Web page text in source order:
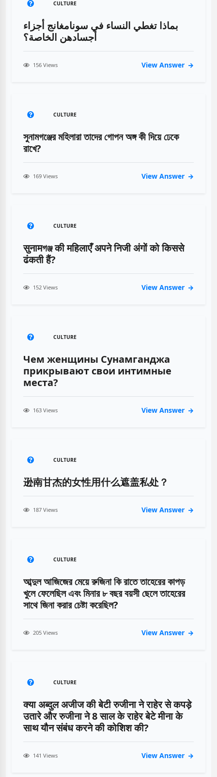
CULTURE
بماذا تغطي النساء في سونامغانج أجزاء
أجسادهن الخاصة؟
156 Views View Answer
CULTURE
সুনামগঞ্জের মহিলারা তাদের গোপন অঙ্গ কী দিয়ে ঢেকে
রাখে?
169 Views View Answer
CULTURE
सुनामগঞ্জ की महिलाएँ अपने निजी अंगों को किससे
ढंकती हैं?
152 Views View Answer
CULTURE
Чем женщины Сунамганджа
прикрывают свои интимные
места?
163 Views View Answer
CULTURE
逊南甘杰的女性用什么遮盖私处？
187 Views View Answer
CULTURE
আব্দুল আজিজের মেয়ে রুজিনা কি রাতে তাহেরের কাপড়
খুলে ফেলেছিল এবং মিনার ৮ বছর বয়সী ছেলে তাহেরের
সাথে জিনা করার চেষ্টা করেছিল?
205 Views View Answer
CULTURE
क्या अब्दुल अजीज की बेटी रुजीना ने राहेर से कपड़े
उतारे और रुजीना ने 8 साल के राहेर बेटे मीना के
साथ यौन संबंध करने की कोशिश की?
141 Views View Answer